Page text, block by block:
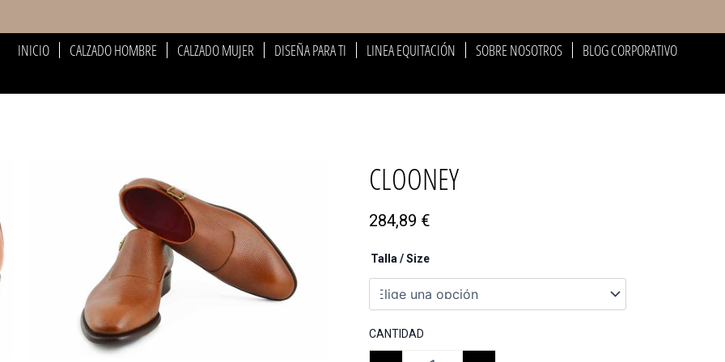
INICIO CALZADO HOMBRE CALZADO MUJER DISEÑA PARA TI LINEA EQUITACIÓN SOBRE NOSOTROS BLOG CORPORATIVO
CLOONEY
284,89 €
Talla / Size
CANTIDAD